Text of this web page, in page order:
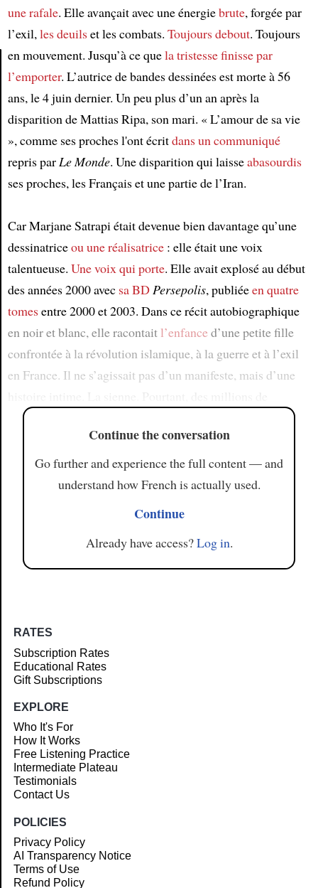
une rafale. Elle avançait avec une énergiebrute, forgée par
l’exil,les deuilset les combats. Toujours debout. Toujours
en mouvement. Jusqu’à ce quela tristessefinisse par
l’emporter. L’autrice de bandes dessinées est morte à 56
ans, le 4 juin dernier. Un peu plus d’un an après la
disparition de Mattias Ripa, son mari. « L’amour de sa vie
», comme ses proches l'ont écritdans un communiqué
repris parLe Monde. Une disparition qui laisseabasourdis
ses proches, les Français et une partie de l’Iran.
Car Marjane Satrapi était devenue bien davantage qu’une
dessinatriceou une réalisatrice: elle était une voix
talentueuse. Une voix qui porte. Elle avait explosé au début
des années 2000 avec sa BDPersepolis, publiéeen quatre
tomesentre 2000 et 2003. Dans ce récit autobiographique
en noir et blanc, elle racontait l’enfanced’une petite fille
confrontée à la révolution islamique, à la guerre et à l’exil
en France. Il ne s’agissait pas d’un manifeste, mais d’une
Continue the conversation
Go further and experience the full content — and
understand how French is actually used.
Continue
Already have access?Log in.
RATES
Subscription Rates
Educational Rates
Gift Subscriptions
EXPLORE
Who It's For
How It Works
Free Listening Practice
Intermediate Plateau
Testimonials
Contact Us
POLICIES
Privacy Policy
AI Transparency Notice
Terms of Use
Refund Policy